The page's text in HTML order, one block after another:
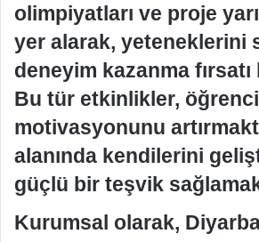
olimpiyatları ve proje
yer alarak, yeteneklerini
deneyim kazanma fırsatı
Bu tür etkinlikler,
motivasyonunu
alanında kendilerini
güçlü bir teşvik
Kurumsal olarak,